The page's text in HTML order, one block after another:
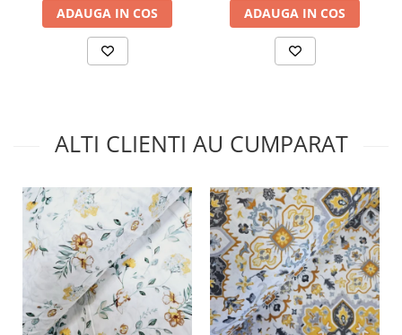
ADAUGA IN COS ADAUGA IN COS
ALTI CLIENTI AU CUMPARAT